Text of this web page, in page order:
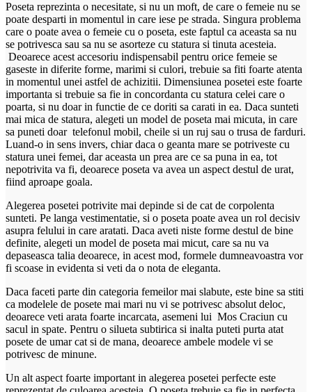
Poseta reprezinta o necesitate, si nu un moft, de care o femeie nu se
poate desparti in momentul in care iese pe strada. Singura problema
care o poate avea o femeie cu o poseta, este faptul ca aceasta sa nu
se potrivesca sau sa nu se asorteze cu statura si tinuta acesteia.
Deoarece acest accesoriu indispensabil pentru orice femeie se
gaseste in diferite forme, marimi si culori, trebuie sa fiti foarte atenta
in momentul unei astfel de achizitii. Dimensiunea posetei este foarte
importanta si trebuie sa fie in concordanta cu statura celei care o
poarta, si nu doar in functie de ce doriti sa carati in ea. Daca sunteti
mai mica de statura, alegeti un model de poseta mai micuta, in care
sa puneti doar telefonul mobil, cheile si un ruj sau o trusa de farduri.
Luand-o in sens invers, chiar daca o geanta mare se potriveste cu
statura unei femei, dar aceasta un prea are ce sa puna in ea, tot
nepotrivita va fi, deoarece poseta va avea un aspect destul de urat,
fiind aproape goala.
Alegerea posetei potrivite mai depinde si de cat de corpolenta
sunteti. Pe langa vestimentatie, si o poseta poate avea un rol decisiv
asupra felului in care aratati. Daca aveti niste forme destul de bine
definite, alegeti un model de poseta mai micut, care sa nu va
depaseasca talia deoarece, in acest mod, formele dumneavoastra vor
fi scoase in evidenta si veti da o nota de eleganta.
Daca faceti parte din categoria femeilor mai slabute, este bine sa stiti
ca modelele de posete mai mari nu vi se potrivesc absolut deloc,
deoarece veti arata foarte incarcata, asemeni lui Mos Craciun cu
sacul in spate. Pentru o silueta subtirica si inalta puteti purta atat
posete de umar cat si de mana, deoarece ambele modele vi se
potrivesc de minune.
Un alt aspect foarte important in alegerea posetei perfecte este